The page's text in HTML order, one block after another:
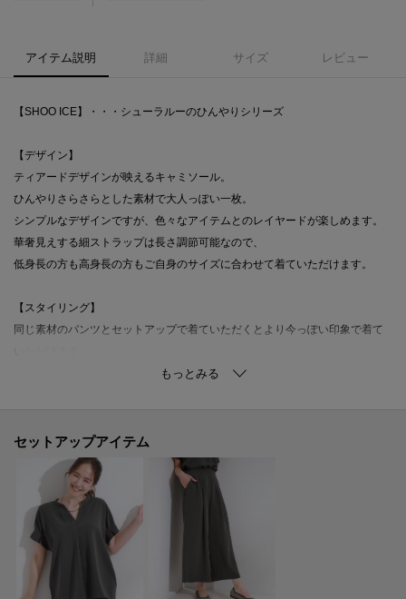
アイテム説明 詳細 サイズ レビュー
【SHOO ICE】・・・シューラルーのひんやりシリーズ
【デザイン】
ティアードデザインが映えるキャミソール。
ひんやりさらさらとした素材で大人っぽい一枚。
シンプルなデザインですが、色々なアイテムとのレイヤードが楽しめます。
華奢見えする細ストラップは長さ調節可能なので、
低身長の方も高身長の方もご自身のサイズに合わせて着ていただけます。
【スタイリング】
同じ素材のパンツとセットアップで着ていただくとより今っぽい印象で着て
インナーにはTシャツやシアートップスを合わせるのがおすすめ。
※セットアップ可能品番:741-63009
さらさらとしたジョーゼット素材を使用しています。
触れた瞬間ひんやりする接触冷感機能付き。
マシンウォッシャブルで洗濯後しわになりにくい、お家でのお手入れが楽ち
んなイージーケア機能付き。
セットアップアイテム